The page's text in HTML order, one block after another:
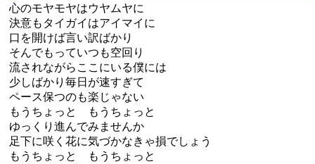
心のモヤモヤはウヤムヤに
決意もタイガイはアイマイに
口を開けば言い訳ばかり
そんでもっていつも空回り
流されながらここにいる僕には
少しばかり毎日が速すぎて
ペース保つのも楽じゃない
もうちょっと もうちょっと
ゆっくり進んでみませんか
足下に咲く花に気づかなきゃ損でしょう
もうちょっと もうちょっと